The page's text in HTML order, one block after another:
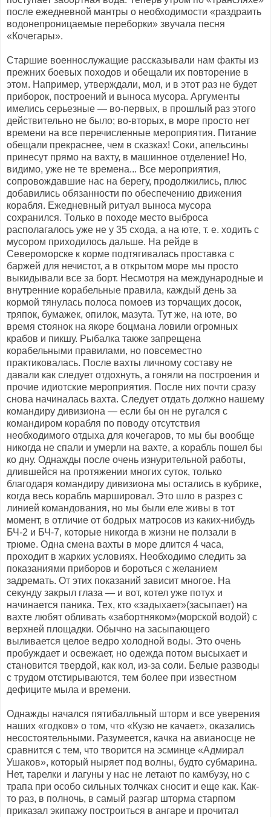
после ежедневной мантры о необходимости «раздраить
водонепроницаемые переборки» звучала песня
«Кочегары».
Старшие военнослужащие рассказывали нам факты из
прежних боевых походов и обещали их повторение в
этом. Например, утверждали, мол, и в этот раз не будет
приборок, построений и выноса мусора. Аргументы
имелись серьезные — во-первых, в прошлый раз этого
действительно не было; во-вторых, в море просто нет
времени на все перечисленные мероприятия. Питание
обещали прекраснее, чем в сказках! Соки, апельсины
принесут прямо на вахту, в машинное отделение! Но,
видимо, уже не те времена... Все мероприятия,
сопровождавшие нас на берегу, продолжились, плюс
добавились обязанности по обеспечению движения
корабля. Ежедневный ритуал выноса мусора
сохранился. Только в походе место выброса
располагалось уже не у 35 схода, а на юте, т. е. ходить с
мусором приходилось дальше. На рейде в
Североморске к корме подтягивалась проставка с
баржей для нечистот, а в открытом море мы просто
выкидывали все за борт. Несмотря на международные и
внутренние корабельные правила, каждый день за
кормой тянулась полоса помоев из торчащих досок,
тряпок, бумажек, опилок, мазута. Тут же, на юте, во
время стоянок на якоре боцмана ловили огромных
крабов и пикшу. Рыбалка также запрещена
корабельными правилами, но повсеместно
практиковалась. После вахты личному составу не
давали как следует отдохнуть, а гоняли на построения и
прочие идиотские мероприятия. После них почти сразу
снова начиналась вахта. Следует отдать должно нашему
командиру дивизиона — если бы он не ругался с
командиром корабля по поводу отсутствия
необходимого отдыха для кочегаров, то мы бы вообще
никогда не спали и умерли на вахте, а корабль пошел бы
ко дну. Однажды после очень изнурительной работы,
длившейся на протяжении многих суток, только
благодаря командиру дивизиона мы остались в кубрике,
когда весь корабль маршировал. Это шло в разрез с
линией командования, но мы были еле живы в тот
момент, в отличие от бодрых матросов из каких-нибудь
БЧ-2 и БЧ-7, которые никогда в жизни не ползали в
трюме. Одна смена вахты в море длится 4 часа,
проходит в жарких условиях. Необходимо следить за
показаниями приборов и бороться с желанием
задремать. От этих показаний зависит многое. На
секунду закрыл глаза — и вот, котел уже потух и
начинается паника. Тех, кто «задыхает»(засыпает) на
вахте любят обливать «забортняком»(морской водой) с
верхней площадки. Обычно на засыпающего
выливается целое ведро холодной воды. Это очень
пробуждает и освежает, но одежда потом высыхает и
становится твердой, как кол, из-за соли. Белые разводы
с трудом отстирываются, тем более при известном
дефиците мыла и времени.
Однажды начался пятибалльный шторм и все уверения
наших «годков» о том, что «Кузю не качает», оказались
несостоятельными. Разумеется, качка на авианосце не
сравнится с тем, что творится на эсминце «Адмирал
Ушаков», который ныряет под волны, будто субмарина.
Нет, тарелки и лагуны у нас не летают по камбузу, но с
трапа при особо сильных толчках сносит и еще как. Как-
то раз, в полночь, в самый разгар шторма старпом
приказал экипажу построиться в ангаре и прочитал